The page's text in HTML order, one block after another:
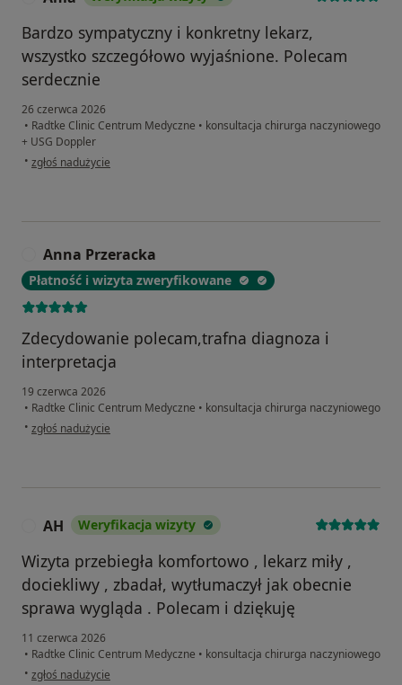
Bardzo sympatyczny i konkretny lekarz,
wszystko szczegółowo wyjaśnione. Polecam
serdecznie
26 czerwca 2026
• Radtke Clinic Centrum Medyczne • konsultacja chirurga naczyniowego
+ USG Doppler
• w opinii użytkownika Ania
zgłoś nadużycie
Anna Przeracka
Płatność i wizyta zweryfikowane
Zdecydowanie polecam,trafna diagnoza i
interpretacja
19 czerwca 2026
• Radtke Clinic Centrum Medyczne • konsultacja chirurga naczyniowego
• w opinii użytkownika Anna Przeracka
zgłoś nadużycie
AH Weryfikacja wizyty
Wizyta przebiegła komfortowo , lekarz miły ,
dociekliwy , zbadał, wytłumaczył jak obecnie
sprawa wygląda . Polecam i dziękuję
11 czerwca 2026
• Radtke Clinic Centrum Medyczne • konsultacja chirurga naczyniowego
• w opinii użytkownika AH
zgłoś nadużycie